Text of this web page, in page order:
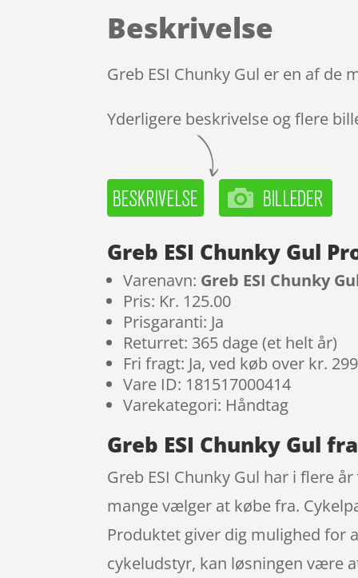
Beskrivelse
Greb ESI Chunky Gul er en af
Yderligere beskrivelse og flere
Greb ESI Chunky Gul
Varenavn: Greb ESI Chunky
Pris: Kr. 125.00
Prisgaranti: Ja
Returret: 365 dage (et helt år)
Fri fragt: Ja, ved køb over kr. 299
Vare ID: 181517000414
Varekategori: Håndtag
Greb ESI Chunky Gul
Greb ESI Chunky Gul har i flere
mange vælger at købe fra.
Produktet giver dig mulighed for
cykeludstyr, kan løsningen være